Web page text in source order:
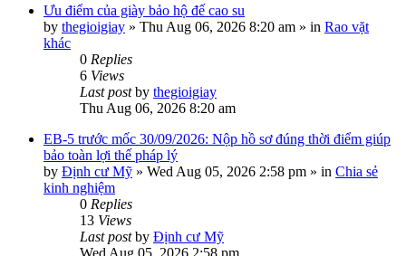
Ưu điểm của giày bảo hộ đế cao su
by thegioigiay » Thu Aug 06, 2026 8:20 am » in Rao vặt
khác
0 Replies
6 Views
Last postby thegioigiay
Thu Aug 06, 2026 8:20 am
EB-5 trước mốc 30/09/2026: Nộp hồ sơ đúng thời điểm giúp
bảo toàn lợi thế pháp lý
by Định cư Mỹ » Wed Aug 05, 2026 2:58 pm » in Chia sẻ
kinh nghiệm
0 Replies
13 Views
Last postby Định cư Mỹ
Wed Aug 05, 2026 2:58 pm